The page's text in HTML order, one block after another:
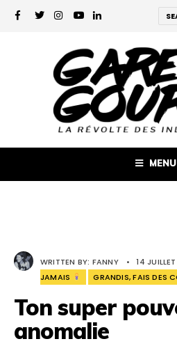
MENU
WRITTEN BY: FANNY • 14
JAMAIS
GRANDIS, FAIS DES
Ton super
anomalie